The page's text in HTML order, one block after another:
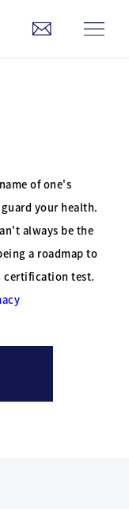
of one's
your health.
always be the
a roadmap to
certification test.